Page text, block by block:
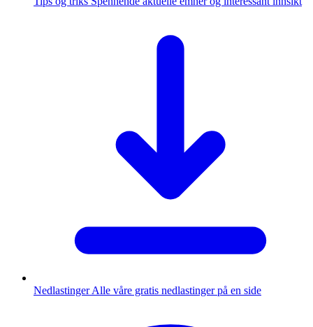
Nedlastinger Alle våre gratis nedlastinger på en side